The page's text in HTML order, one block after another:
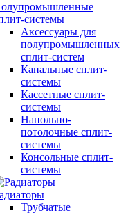
системы
Аксессуары для
полупромышленных
сплит-систем
Канальные сплит-
системы
Кассетные сплит-
системы
Напольно-
потолочные сплит-
системы
Консольные сплит-
системы
Трубчатые